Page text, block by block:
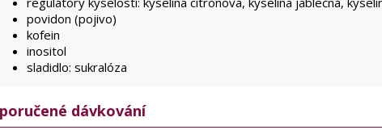
povidon (pojivo)
kofein
inositol
sladidlo: sukralóza
dávkování